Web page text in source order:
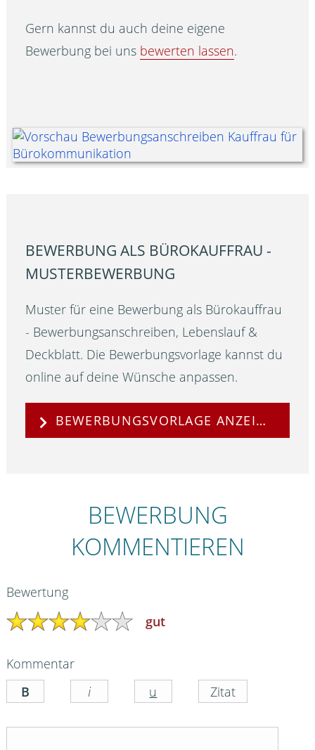
Gern kannst du auch deine eigene
Bewerbung bei uns bewerten lassen.
BEWERBUNG ALS BÜROKAUFFRAU -
MUSTERBEWERBUNG
Muster für eine Bewerbung als Bürokauffrau
- Bewerbungsanschreiben, Lebenslauf &
Deckblatt. Die Bewerbungsvorlage kannst du
online auf deine Wünsche anpassen.
BEWERBUNGSVORLAGE ANZEIGEN
BEWERBUNG
KOMMENTIEREN
Bewertung
gut
Kommentar